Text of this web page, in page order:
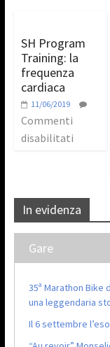
SH Program
Training: la
frequenza
cardiaca
11/06/2019
Commenti
disabilitati
In evidenza
Gare
35ª Marathon Bike
una leggendaria
Il 6 settembre